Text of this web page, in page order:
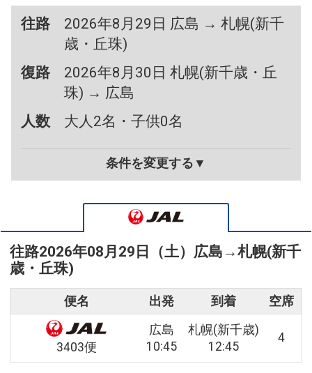
往路
2026年8月29日 広島 → 札幌(新千
歳・丘珠)
復路
2026年8月30日 札幌(新千歳・丘
珠) → 広島
人数
大人2名・子供0名
条件を変更する▼
往路2026年08月29日（土） 広島 →札幌(新千
歳・丘珠)
便名 出発 到着 空席
3403便
広島
10:45
札幌(新千歳)
12:45
4